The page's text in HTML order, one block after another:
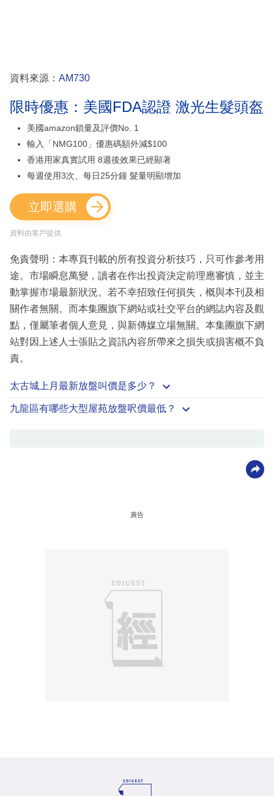
資料來源： AM730
限時優惠：美國FDA認證 激光生髮頭盔
美國amazon鎖量及評價No. 1
輸入「NMG100」優惠碼額外減$100
香港用家真實試用 8週後效果已經顯著
每週使用3次、每日25分鐘 髮量明顯增加
立即選購
資料由客戶提供
免責聲明：本專頁刊載的所有投資分析技巧，只可作參考用
途。市場瞬息萬變，讀者在作出投資決定前理應審慎，並主
動掌握市場最新狀況。若不幸招致任何損失，概與本刊及相
關作者無關。而本集團旗下網站或社交平台的網誌內容及觀
點，僅屬筆者個人意見，與新傳媒立場無關。本集團旗下網
站對因上述人士張貼之資訊內容所帶來之損失或損害概不負
責。
太古城上月最新放盤叫價是多少？
九龍區有哪些大型屋苑放盤呎價最低？
廣告